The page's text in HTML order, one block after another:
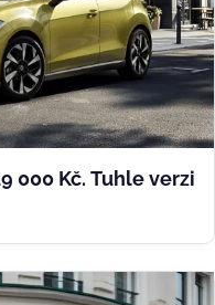
000 Kč. Tuhle verzi